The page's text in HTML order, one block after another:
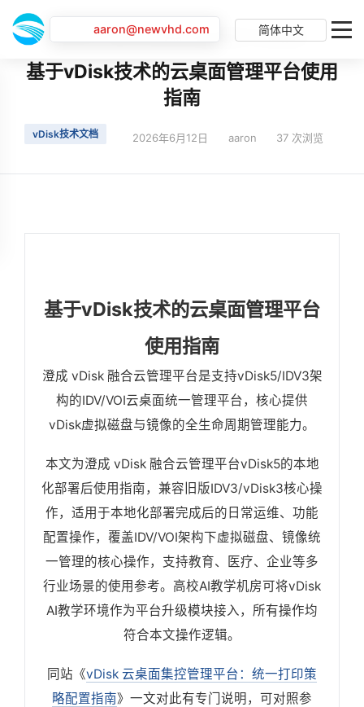
aaron@newvhd.com 简体中文
首页 最新动态 基于vDisk技术的云桌面管理平台使用指南
基于vDisk技术的云桌面管理平台使用
指南
vDisk技术文档 2026年6月12日 aaron 37 次浏览
基于vDisk技术的云桌面管理平台
使用指南
澄成 vDisk 融合云管理平台是支持vDisk5/IDV3架
构的IDV/VOI云桌面统一管理平台，核心提供
vDisk虚拟磁盘与镜像的全生命周期管理能力。
本文为澄成 vDisk 融合云管理平台vDisk5的本地
化部署后使用指南，兼容旧版IDV3/vDisk3核心操
作，适用于本地化部署完成后的日常运维、功能
配置操作，覆盖IDV/VOI架构下虚拟磁盘、镜像统
一管理的核心操作，支持教育、医疗、企业等多
行业场景的使用参考。高校AI教学机房可将vDisk
AI教学环境作为平台升级模块接入，所有操作均
符合本文操作逻辑。
同站《vDisk 云桌面集控管理平台：统一打印策
略配置指南》一文对此有专门说明，可对照参